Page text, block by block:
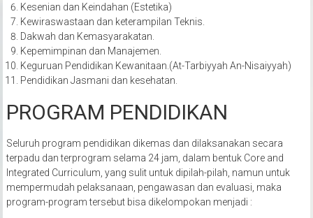
Kesenian dan Keindahan (Estetika)
Kewiraswastaan dan keterampilan Teknis.
Dakwah dan Kemasyarakatan.
Kepemimpinan dan Manajemen.
Keguruan Pendidikan Kewanitaan.(At-Tarbiyyah An-Nisaiyyah)
Pendidikan Jasmani dan kesehatan.
PROGRAM PENDIDIKAN
Seluruh program pendidikan dikemas dan dilaksanakan secara
terpadu dan terprogram selama 24 jam, dalam bentuk Core and
Integrated Curriculum, yang sulit untuk dipilah-pilah, namun untuk
mempermudah pelaksanaan, pengawasan dan evaluasi, maka
program-program tersebut bisa dikelompokan menjadi :